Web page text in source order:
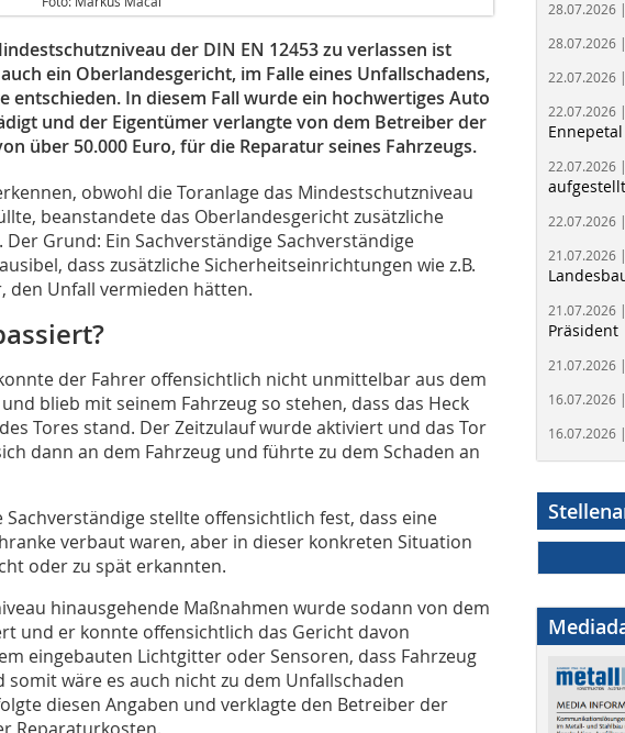
der DIN EN 12453 zu verlassen ist
ein Oberlandesgericht, im Falle eines Unfallschadens,
entschieden. In diesem Fall wurde ein hochwertiges Auto
und der Eigentümer verlangte von dem Betreiber der
über 50.000 Euro, für die Reparatur seines Fahrzeugs.
obwohl die Toranlage das Mindestschutzniveau
beanstandete das Oberlandesgericht zusätzliche
Grund: Ein Sachverständige Sachverständige
dass zusätzliche Sicherheitseinrichtungen wie z.B.
den Unfall vermieden hätten.
der Fahrer offensichtlich nicht unmittelbar aus dem
blieb mit seinem Fahrzeug so stehen, dass das Heck
Tores stand. Der Zeitzulauf wurde aktiviert und das Tor
dann an dem Fahrzeug und führte zu dem Schaden an
stellte offensichtlich fest, dass eine
verbaut waren, aber in dieser konkreten Situation
oder zu spät erkannten.
hinausgehende Maßnahmen wurde sodann von dem
und er konnte offensichtlich das Gericht davon
eingebauten Lichtgitter oder Sensoren, dass Fahrzeug
wäre es auch nicht zu dem Unfallschaden
diesen Angaben und verklagte den Betreiber der
28.07.2026 |
28.07.2026 |
22.07.2026 |
22.07.2026 |
Ennepetal
22.07.2026 |
aufgestellt
22.07.2026 |
21.07.2026 |
21.07.2026 |
Präsident
21.07.2026 |
16.07.2026 |
16.07.2026 |